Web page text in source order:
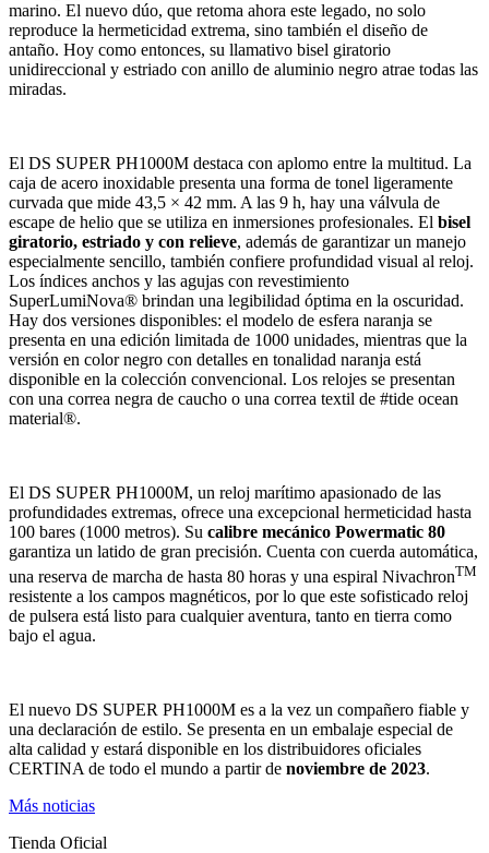
marino. El nuevo dúo, que retoma ahora este legado, no solo
reproduce la hermeticidad extrema, sino también el diseño de
antaño. Hoy como entonces, su llamativo bisel giratorio
unidireccional y estriado con anillo de aluminio negro atrae todas las
miradas.
El DS SUPER PH1000M destaca con aplomo entre la multitud. La
caja de acero inoxidable presenta una forma de tonel ligeramente
curvada que mide 43,5 × 42 mm. A las 9 h, hay una válvula de
escape de helio que se utiliza en inmersiones profesionales. El bisel
giratorio, estriado y con relieve, además de garantizar un manejo
especialmente sencillo, también confiere profundidad visual al reloj.
Los índices anchos y las agujas con revestimiento
SuperLumiNova® brindan una legibilidad óptima en la oscuridad.
Hay dos versiones disponibles: el modelo de esfera naranja se
presenta en una edición limitada de 1000 unidades, mientras que la
versión en color negro con detalles en tonalidad naranja está
disponible en la colección convencional. Los relojes se presentan
con una correa negra de caucho o una correa textil de #tide ocean
material®.
El DS SUPER PH1000M, un reloj marítimo apasionado de las
profundidades extremas, ofrece una excepcional hermeticidad hasta
100 bares (1000 metros). Su calibre mecánico Powermatic 80
garantiza un latido de gran precisión. Cuenta con cuerda automática,
una reserva de marcha de hasta 80 horas y una espiral NivachronTM
resistente a los campos magnéticos, por lo que este sofisticado reloj
de pulsera está listo para cualquier aventura, tanto en tierra como
bajo el agua.
El nuevo DS SUPER PH1000M es a la vez un compañero fiable y
una declaración de estilo. Se presenta en un embalaje especial de
alta calidad y estará disponible en los distribuidores oficiales
CERTINA de todo el mundo a partir de noviembre de 2023.
Más noticias
Tienda Oficial